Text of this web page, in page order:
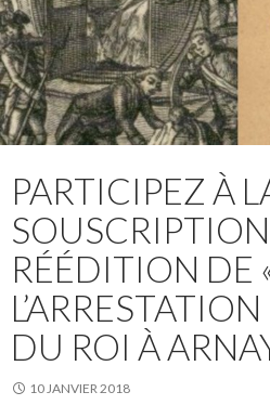
PARTICIPEZ À
RÉÉDITION DE
DU ROI À
10 JANVIER 2018